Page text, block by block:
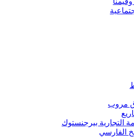
مروب
التجارية بيرجنستوك
الفارسي